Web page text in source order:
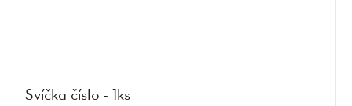
Svíčka číslo - 1ks